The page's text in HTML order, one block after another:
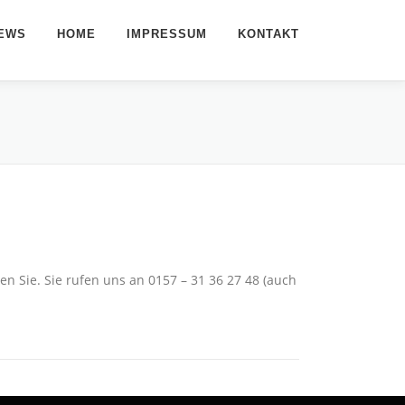
HOME IMPRESSUM KONTAKT
Sie. Sie rufen uns an 0157 – 31 36 27 48 (auch